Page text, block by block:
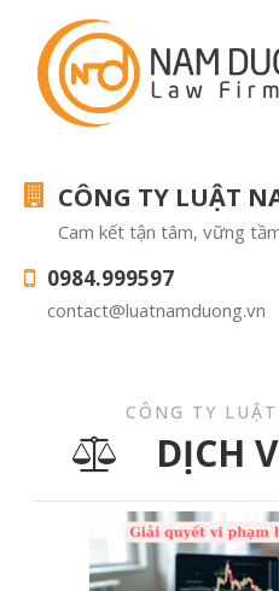
CÔNG TY LUẬT
Cam kết tận tâm, vững
0984.999597
contact@luatnamduong.vn
CÔNG TY
DỊCH